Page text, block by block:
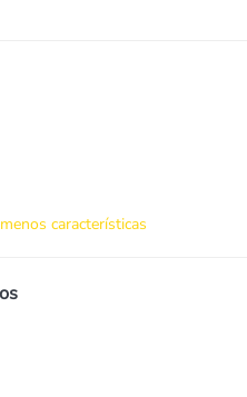
características